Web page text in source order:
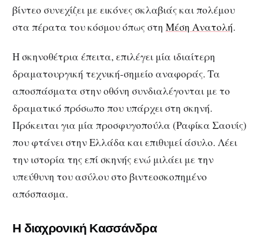
βίντεο συνεχίζει με εικόνες σκλαβιάς και πολέμου
στα πέρατα του κόσμου όπως στη Μέση Ανατολή.
Η σκηνοθέτρια έπειτα, επιλέγει μία ιδιαίτερη
δραματουργική τεχνική-σημείο αναφοράς. Τα
αποσπάσματα στην οθόνη συνδιαλέγονται με το
δραματικό πρόσωπο που υπάρχει στη σκηνή.
Πρόκειται για μία προσφυγοπούλα (Ραφίκα Σαουίς)
που φτάνει στην Ελλάδα και επιθυμεί άσυλο. Λέει
την ιστορία της επί σκηνής ενώ μιλάει με την
υπεύθυνη του ασύλου στο βιντεοσκοπημένο
απόσπασμα.
Η διαχρονική Κασσάνδρα